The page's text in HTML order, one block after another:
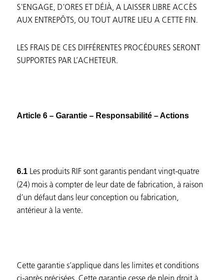
S'ENGAGE, D'ORES ET DÉJÀ, A LAISSER LIBRE ACCÈS
AUX ENTREPÔTS, OU TOUT AUTRE LIEU A CETTE FIN.
LES FRAIS DE CES DIFFÉRENTES PROCÉDURES SERONT
SUPPORTES PAR L’ACHETEUR.
Article 6 – Garantie – Responsabilité – Actions
6.1 Les produits RIF sont garantis pendant vingt-quatre
(24) mois à compter de leur date de fabrication, à raison
d’un défaut dans leur conception ou fabrication,
antérieur à la vente.
Cette garantie s’applique dans les limites et conditions